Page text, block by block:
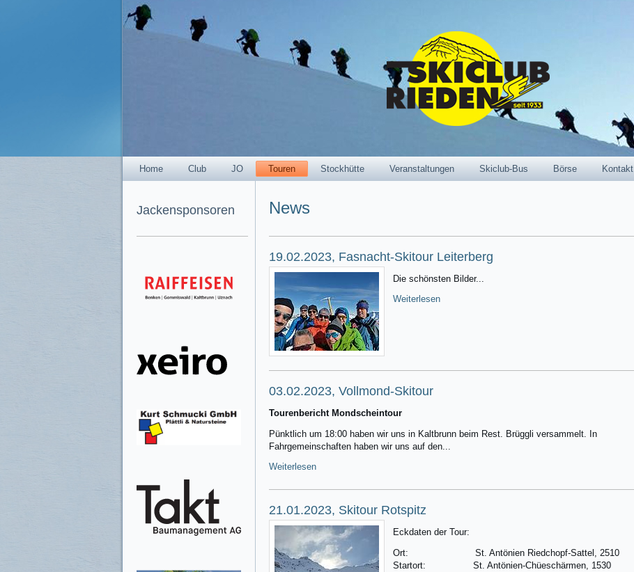
Home Club JO Touren Stockhütte Veranstaltungen Skiclub-Bus Börse Kontakt
Jackensponsoren News
19.02.2023, Fasnacht-Skitour Leiterberg
Die schönsten Bilder...
Weiterlesen
03.02.2023, Vollmond-Skitour
Tourenbericht Mondscheintour
Pünktlich um 18:00 haben wir uns in Kaltbrunn beim Rest. Brüggli versammelt. In
Fahrgemeinschaften haben wir uns auf den...
Weiterlesen
21.01.2023, Skitour Rotspitz
Eckdaten der Tour:
Ort: St. Antönien Riedchopf-Sattel, 2510
Startort: St. Antönien-Chüeschärmen, 1530